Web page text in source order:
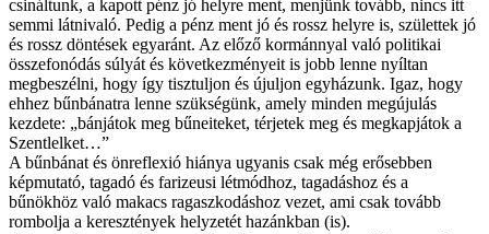
csináltunk, a kapott pénz jó helyre ment, menjünk tovább, nincs itt
semmi látnivaló. Pedig a pénz ment jó és rossz helyre is, születtek jó
és rossz döntések egyaránt. Az előző kormánnyal való politikai
összefonódás súlyát és következményeit is jobb lenne nyíltan
megbeszélni, hogy így tisztuljon és újuljon egyházunk. Igaz, hogy
ehhez bűnbánatra lenne szükségünk, amely minden megújulás
kezdete: „bánjátok meg bűneiteket, térjetek meg és megkapjátok a
Szentlelket…”
A bűnbánat és önreflexió hiánya ugyanis csak még erősebben
képmutató, tagadó és farizeusi létmódhoz, tagadáshoz és a
bűnökhöz való makacs ragaszkodáshoz vezet, ami csak tovább
rombolja a keresztények helyzetét hazánkban (is).